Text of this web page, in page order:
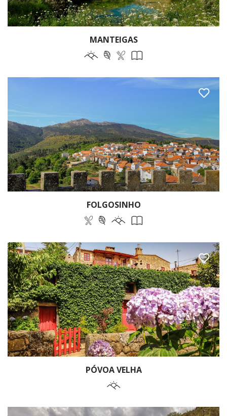
MANTEIGAS
FOLGOSINHO
PÓVOA VELHA